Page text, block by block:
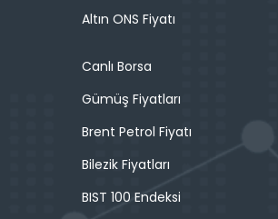
Altın ONS Fiyatı
Canlı Borsa
Gümüş Fiyatları
Brent Petrol Fiyatı
Bilezik Fiyatları
BIST 100 Endeksi